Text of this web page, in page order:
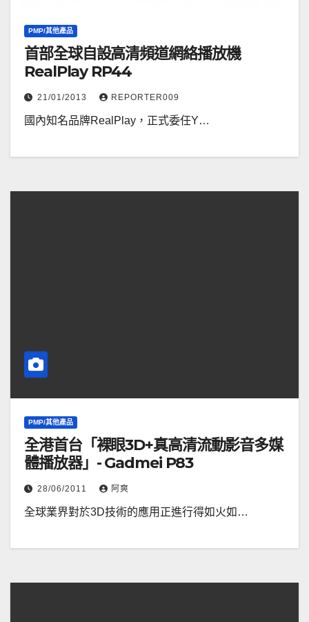
PMP/其他產品
首部全球自設高清頻道網絡播放機
RealPlay RP44
21/01/2013 REPORTER009
國內知名品牌RealPlay，正式委任Y…
PMP/其他產品
全港首台「裸眼3D+真高清流動影音多媒
體播放器」- Gadmei P83
28/06/2011 阿爽
全球業界對於3D技術的應用正進行得如火如…